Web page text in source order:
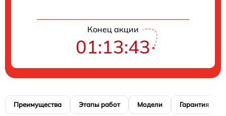
Конец акции
01:13:42
Преимущества Этапы работ Модели Гарантия